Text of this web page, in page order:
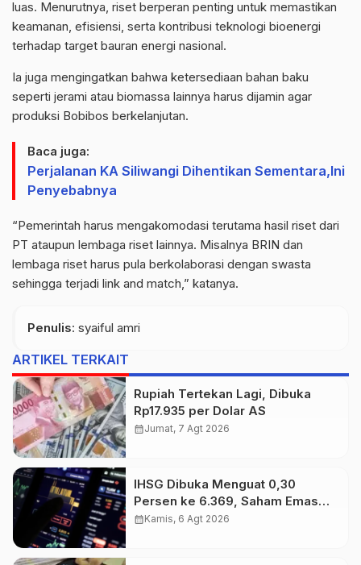
luas. Menurutnya, riset berperan penting untuk memastikan
keamanan, efisiensi, serta kontribusi teknologi bioenergi
terhadap target bauran energi nasional.
Ia juga mengingatkan bahwa ketersediaan bahan baku
seperti jerami atau biomassa lainnya harus dijamin agar
produksi Bobibos berkelanjutan.
Baca juga:
Perjalanan KA Siliwangi Dihentikan Sementara,Ini
Penyebabnya
“Pemerintah harus mengakomodasi terutama hasil riset dari
PT ataupun lembaga riset lainnya. Misalnya BRIN dan
lembaga riset harus pula berkolaborasi dengan swasta
sehingga terjadi link and match,” katanya.
Penulis: syaiful amri
ARTIKEL TERKAIT
Rupiah Tertekan Lagi, Dibuka
Rp17.935 per Dolar AS
calendar_monthJumat, 7 Agt 2026
IHSG Dibuka Menguat 0,30
Persen ke 6.369, Saham Emas
dan Tambang Jadi Penggerak
calendar_monthKamis, 6 Agt 2026